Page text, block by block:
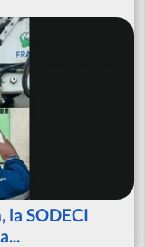
la SODECI